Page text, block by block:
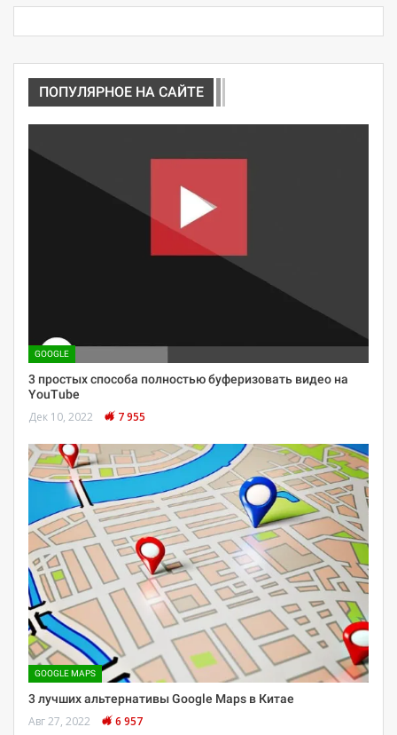
ПОПУЛЯРНОЕ НА САЙТЕ
GOOGLE
3 простых способа полностью буферизовать видео на
YouTube
Дек 10, 2022 7 955
GOOGLE MAPS
3 лучших альтернативы Google Maps в Китае
Авг 27, 2022 6 957